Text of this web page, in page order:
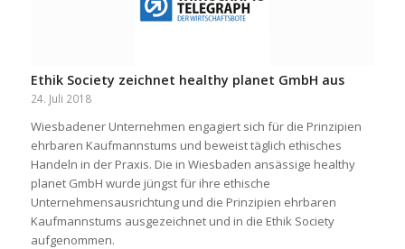
Ethik Society zeichnet healthy planet GmbH aus
24. Juli 2018
Wiesbadener Unternehmen engagiert sich für die Prinzipien
ehrbaren Kaufmannstums und beweist täglich ethisches
Handeln in der Praxis. Die in Wiesbaden ansässige healthy
planet GmbH wurde jüngst für ihre ethische
Unternehmensausrichtung und die Prinzipien ehrbaren
Kaufmannstums ausgezeichnet und in die Ethik Society
aufgenommen.